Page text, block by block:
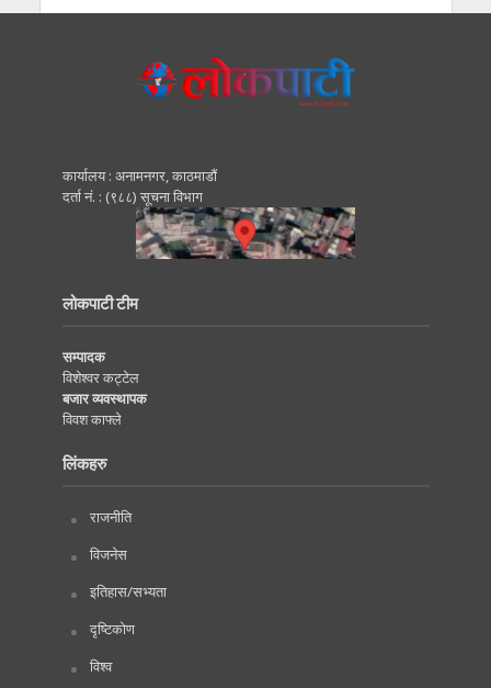
कार्यालय : अनामनगर, काठमाडाैं
दर्ता नं. : (९८८) सूचना विभाग
लोकपाटी टीम
सम्पादक
विशेश्वर कट्टेल
बजार व्यवस्थापक
विवश काफ्ले
लिंकहरु
राजनीति
विजनेस
इतिहास/सभ्यता
दृष्टिकोण
विश्व